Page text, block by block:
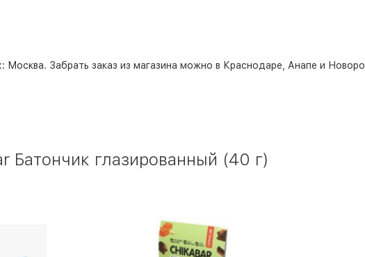
Москва. Забрать заказ из магазина можно в Краснодаре, Анапе и
Батончик глазированный (40 г)